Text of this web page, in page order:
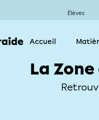
Élèves
Accueil
La